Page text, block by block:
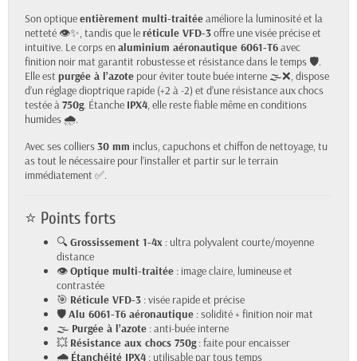
Son optiqueentièrement multi-traitéeaméliore la luminosité et la
netteté 👁️✨, tandis que leréticule VFD-3offre une visée précise et
intuitive. Le corps enaluminium aéronautique 6061-T6avec
finition noir mat garantit robustesse et résistance dans le temps 🛡️.
Elle est purgée à l’azote pour éviter toute buée interne 🌫️❌, dispose
d’un réglage dioptrique rapide (+2 à -2) et d’une résistance aux chocs
testée à750g. Étanche IPX4, elle reste fiable même en conditions
humides 🌧️.
Avec ses colliers30 mm inclus, capuchons et chiffon de nettoyage, tu
as tout le nécessaire pour l’installer et partir sur le terrain
immédiatement ✅.
⭐ Points forts
🔍 Grossissement 1-4x : ultra polyvalent courte/moyenne
distance
👁️Optique multi-traitée : image claire, lumineuse et
contrastée
🎯 Réticule VFD-3 : visée rapide et précise
🛡️Alu 6061-T6 aéronautique : solidité + finition noir mat
🌫️ Purgée à l’azote : anti-buée interne
💥 Résistance aux chocs 750g: faite pour encaisser
🌧️ Étanchéité IPX4 : utilisable par tous temps